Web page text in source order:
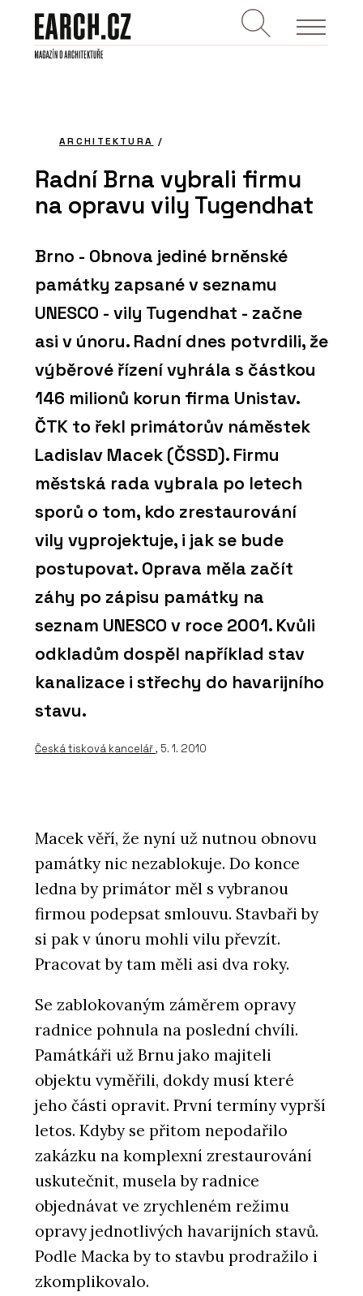
ARCHITEKTURA /
Radní Brna vybrali firmu
na opravu vily Tugendhat
Brno - Obnova jediné brněnské
památky zapsané v seznamu
UNESCO - vily Tugendhat - začne
asi v únoru. Radní dnes potvrdili, že
výběrové řízení vyhrála s částkou
146 milionů korun firma Unistav.
ČTK to řekl primátorův náměstek
Ladislav Macek (ČSSD). Firmu
městská rada vybrala po letech
sporů o tom, kdo zrestaurování
vily vyprojektuje, i jak se bude
postupovat. Oprava měla začít
záhy po zápisu památky na
seznam UNESCO v roce 2001. Kvůli
odkladům dospěl například stav
kanalizace i střechy do havarijního
stavu.
Česká tisková kancelář, 5. 1. 2010
Macek věří, že nyní už nutnou obnovu
památky nic nezablokuje. Do konce
ledna by primátor měl s vybranou
firmou podepsat smlouvu. Stavbaři by
si pak v únoru mohli vilu převzít.
Pracovat by tam měli asi dva roky.
Se zablokovaným záměrem opravy
radnice pohnula na poslední chvíli.
Památkáři už Brnu jako majiteli
objektu vyměřili, dokdy musí které
jeho části opravit. První termíny vyprší
letos. Kdyby se přitom nepodařilo
zakázku na komplexní zrestaurování
uskutečnit, musela by radnice
objednávat ve zrychleném režimu
opravy jednotlivých havarijních stavů.
Podle Macka by to stavbu prodražilo i
zkomplikovalo.